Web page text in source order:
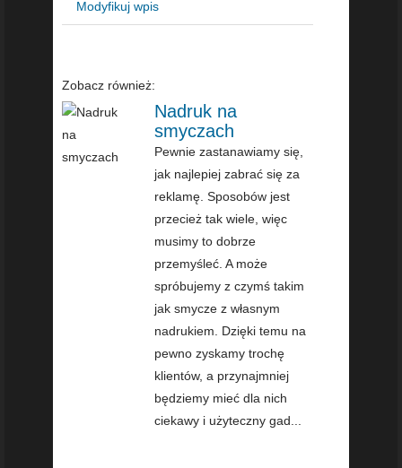
Modyfikuj wpis
Zobacz również:
Nadruk na
smyczach
Pewnie zastanawiamy się,
jak najlepiej zabrać się za
reklamę. Sposobów jest
przecież tak wiele, więc
musimy to dobrze
przemyśleć. A może
spróbujemy z czymś takim
jak smycze z własnym
nadrukiem. Dzięki temu na
pewno zyskamy trochę
klientów, a przynajmniej
będziemy mieć dla nich
ciekawy i użyteczny gad...